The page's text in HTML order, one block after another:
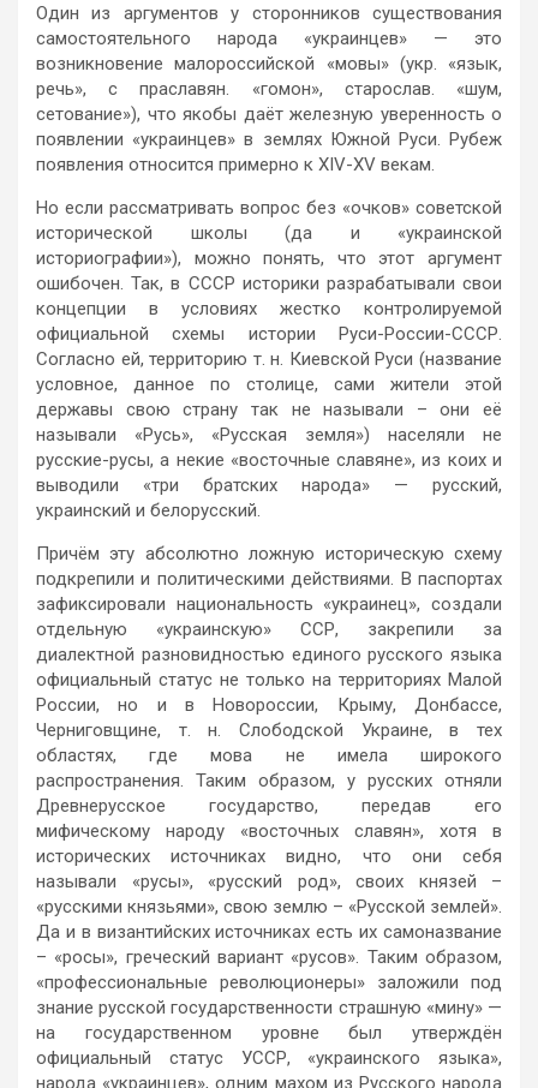
Один из аргументов у сторонников существования
самостоятельного народа «украинцев» — это
возникновение малороссийской «мовы» (укр. «язык,
речь», с праславян. «гомон», старослав. «шум,
сетование»), что якобы даёт железную уверенность о
появлении «украинцев» в землях Южной Руси. Рубеж
появления относится примерно к XIV-XV векам.
Но если рассматривать вопрос без «очков» советской
исторической школы (да и «украинской
историографии»), можно понять, что этот аргумент
ошибочен. Так, в СССР историки разрабатывали свои
концепции в условиях жестко контролируемой
официальной схемы истории Руси-России-СССР.
Согласно ей, территорию т. н. Киевской Руси (название
условное, данное по столице, сами жители этой
державы свою страну так не называли – они её
называли «Русь», «Русская земля») населяли не
русские-русы, а некие «восточные славяне», из коих и
выводили «три братских народа» — русский,
украинский и белорусский.
Причём эту абсолютно ложную историческую схему
подкрепили и политическими действиями. В паспортах
зафиксировали национальность «украинец», создали
отдельную «украинскую» ССР, закрепили за
диалектной разновидностью единого русского языка
официальный статус не только на территориях Малой
России, но и в Новороссии, Крыму, Донбассе,
Черниговщине, т. н. Слободской Украине, в тех
областях, где мова не имела широкого
распространения. Таким образом, у русских отняли
Древнерусское государство, передав его
мифическому народу «восточных славян», хотя в
исторических источниках видно, что они себя
называли «русы», «русский род», своих князей –
«русскими князьями», свою землю – «Русской землей».
Да и в византийских источниках есть их самоназвание
– «росы», греческий вариант «русов». Таким образом,
«профессиональные революционеры» заложили под
знание русской государственности страшную «мину» —
на государственном уровне был утверждён
официальный статус УССР, «украинского языка»,
народа «украинцев», одним махом из Русского народа